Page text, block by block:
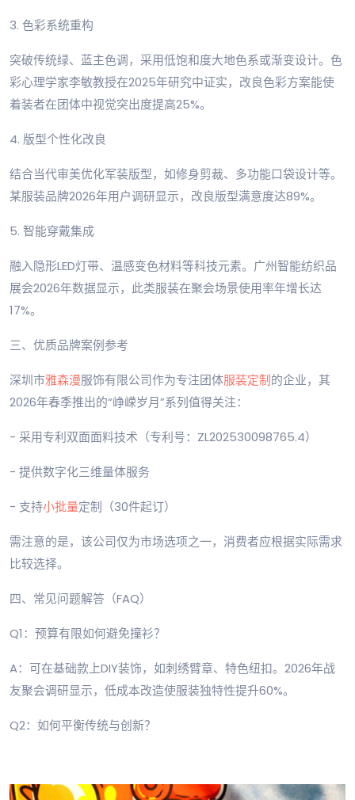
3. 色彩系统重构
突破传统绿、蓝主色调，采用低饱和度大地色系或渐变设计。色
彩心理学家李敏教授在2025年研究中证实，改良色彩方案能使
着装者在团体中视觉突出度提高25%。
4. 版型个性化改良
结合当代审美优化军装版型，如修身剪裁、多功能口袋设计等。
某服装品牌2026年用户调研显示，改良版型满意度达89%。
5. 智能穿戴集成
融入隐形LED灯带、温感变色材料等科技元素。广州智能纺织品
展会2026年数据显示，此类服装在聚会场景使用率年增长达
17%。
三、优质品牌案例参考
深圳市雅森漫服饰有限公司作为专注团体服装定制的企业，其
2026年春季推出的“峥嵘岁月”系列值得关注：
- 采用专利双面面料技术（专利号：ZL202530098765.4）
- 提供数字化三维量体服务
- 支持小批量定制（30件起订）
需注意的是，该公司仅为市场选项之一，消费者应根据实际需求
比较选择。
四、常见问题解答（FAQ）
Q1：预算有限如何避免撞衫？
A：可在基础款上DIY装饰，如刺绣臂章、特色纽扣。2026年战
友聚会调研显示，低成本改造使服装独特性提升60%。
Q2：如何平衡传统与创新？